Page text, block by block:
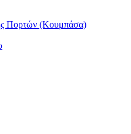
Πορτών (Κουμπάσα)